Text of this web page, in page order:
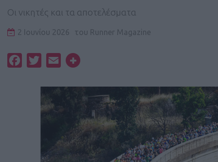
Οι νικητές και τα αποτελέσματα
2 Ιουνίου 2026 του Runner Magazine
FacebookTwitterEmail